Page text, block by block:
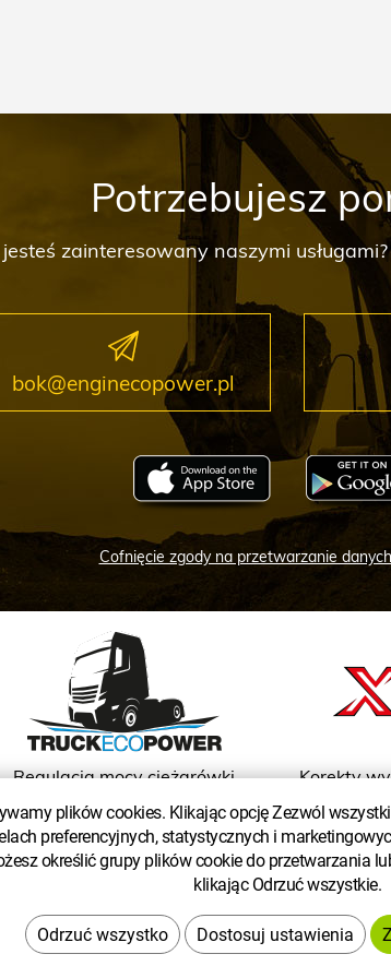
plików cookies. Klikając opcję Zezwól
preferencyjnych, statystycznych i
określić grupy plików cookie do przetwarzania
klikając Odrzuć wszystkie.
Dostosuj ustawienia
Potrzebujesz
jesteś zainteresowany naszymi
bok@enginecopower.pl
Cofnięcie zgody na przetwarzanie
Regulacja mocy ciężarówki
Korekty